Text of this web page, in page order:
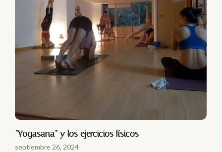
“Yogasana” y los ejercicios físicos
septiembre 26, 2024